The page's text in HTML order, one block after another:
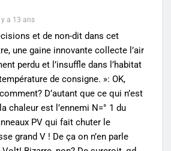
y a 13 ans
et de non-dit dans cet
une gaine innovante collecte l’air
perdu et l’insuffle dans l’habitat
de consigne. »: OK,
D’autant que ce qui n’est
chaleur est l’ennemi N=° 1 du
PV qui fait chuter le
grand V ! De ça on n’en parle